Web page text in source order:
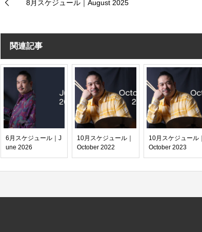
8月スケジュール｜August 2025
関連記事
6月スケジュール｜J
une 2026
10月スケジュール｜
October 2022
10月スケジュール｜
October 2023